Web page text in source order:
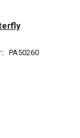
PA50260